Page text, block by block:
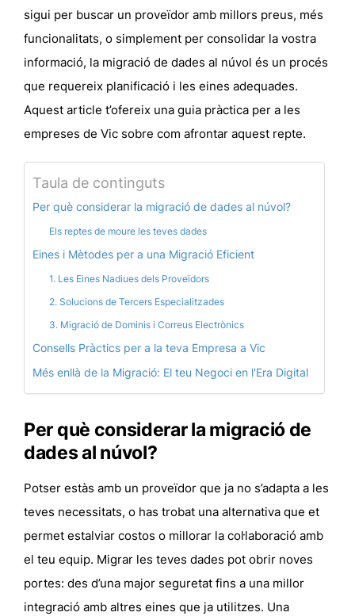
sigui per buscar un proveïdor amb millors preus, més
funcionalitats, o simplement per consolidar la vostra
informació, la migració de dades al núvol és un procés
que requereix planificació i les eines adequades.
Aquest article t’ofereix una guia pràctica per a les
empreses de Vic sobre com afrontar aquest repte.
Taula de continguts
Per què considerar la migració de dades al núvol?
Els reptes de moure les teves dades
Eines i Mètodes per a una Migració Eficient
1. Les Eines Nadiues dels Proveïdors
2. Solucions de Tercers Especialitzades
3. Migració de Dominis i Correus Electrònics
Consells Pràctics per a la teva Empresa a Vic
Més enllà de la Migració: El teu Negoci en l'Era Digital
Per què considerar la migració de
dades al núvol?
Potser estàs amb un proveïdor que ja no s’adapta a les
teves necessitats, o has trobat una alternativa que et
permet estalviar costos o millorar la col·laboració amb
el teu equip. Migrar les teves dades pot obrir noves
portes: des d’una major seguretat fins a una millor
integració amb altres eines que ja utilitzes. Una